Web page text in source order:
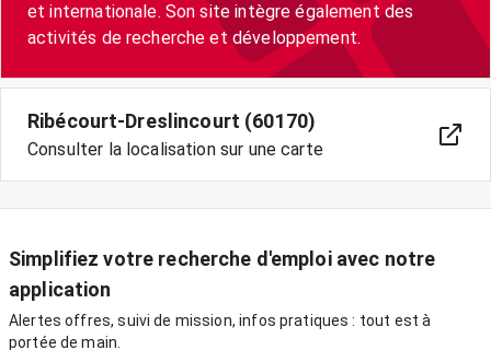
et internationale. Son site intègre également des
activités de recherche et développement.
Ribécourt-Dreslincourt (60170)
Consulter la localisation sur une carte
Simplifiez votre recherche d'emploi avec notre
application
Alertes offres, suivi de mission, infos pratiques : tout est à
portée de main.